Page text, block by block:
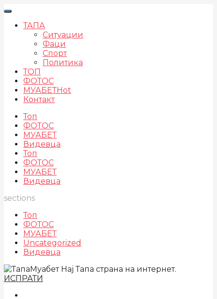
ТАПА
Ситуации
Фаци
Спорт
Политика
ТОП
ФОТОС
МУАБЕТHot
Контакт
Топ
ФОТОС
МУАБЕТ
Видевца
Топ
ФОТОС
МУАБЕТ
Видевца
sections
Топ
ФОТОС
МУАБЕТ
Uncategorized
Видевца
Нај Тапа страна на интернет.
ИСПРАТИ